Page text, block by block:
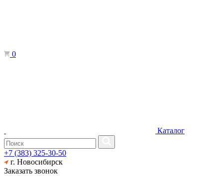
0
Каталог
+7 (383) 325-30-50
г. Новосибирск
Заказать звонок